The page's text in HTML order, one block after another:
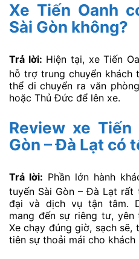
Xe Tiến Oanh
Sài Gòn không?
Trả lời: Hiện tại, xe Tiến
hỗ trợ trung chuyển khách
thể di chuyển ra văn
hoặc Thủ Đức để lên xe.
Review xe Tiến
Gòn – Đà Lạt có
Trả lời: Phần lớn hành
tuyến Sài Gòn – Đà Lạt
đại và dịch vụ tận tâm.
mang đến sự riêng tư,
Xe chạy đúng giờ, sạch sẽ,
tiên sự thoải mái cho khách